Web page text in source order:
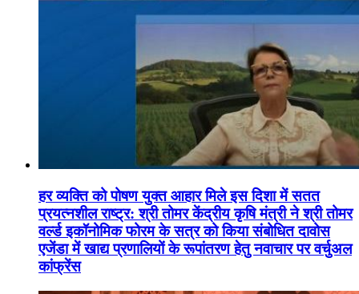
हर व्यक्ति को पोषण युक्त आहार मिले इस दिशा में सतत
प्रयत्नशील राष्ट्र: श्री तोमर केंद्रीय कृषि मंत्री ने श्री तोमर
वर्ल्ड इकॉनोमिक फोरम के सत्र को किया संबोधित दावोस
एजेंडा में खाद्य प्रणालियों के रूपांतरण हेतु नवाचार पर वर्चुअल
कांफ्रेंस